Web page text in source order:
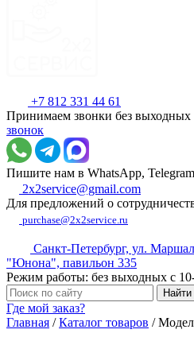
+7 812 331 44 61
Принимаем звонки без выходных
звонок
Пишите нам в WhatsApp, Telegram
2x2service@gmail.com
Для предложений о
purchase@2x2service.ru
Санкт-Петербург, ул.
"Юнона", павильон 335
Режим работы: без выходных с
Где мой заказ?
Главная /Каталог товаров /